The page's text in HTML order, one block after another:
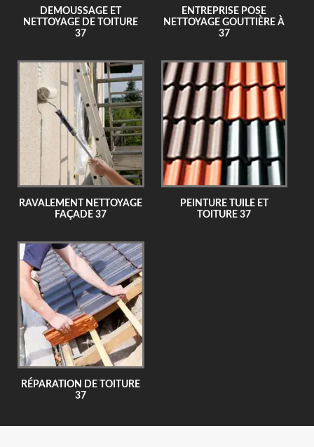
DEMOUSSAGE ET
NETTOYAGE DE TOITURE
37
ENTREPRISE POSE
NETTOYAGE GOUTTIÈRE À
37
RAVALEMENT NETTOYAGE
FAÇADE 37
PEINTURE TUILE ET
TOITURE 37
RÉPARATION DE TOITURE
37